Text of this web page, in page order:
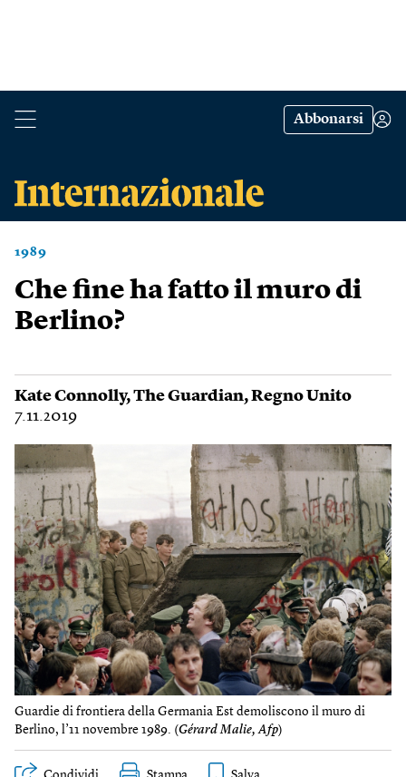
Abbonarsi
1989
Che fine ha fatto il muro di
Berlino?
Kate Connolly,The Guardian,Regno Unito
7.11.2019
Guardie di frontiera della Germania Est demoliscono il muro di
Berlino, l’11 novembre 1989. (Gérard Malie, Afp)